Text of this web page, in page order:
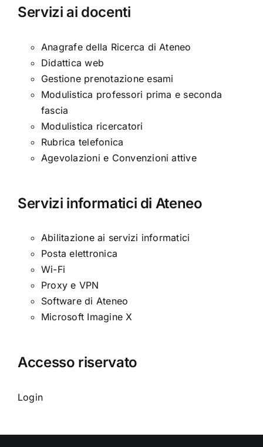
Servizi ai docenti
Anagrafe della Ricerca di Ateneo
Didattica web
Gestione prenotazione esami
Modulistica professori prima e seconda
fascia
Modulistica ricercatori
Rubrica telefonica
Agevolazioni e Convenzioni attive
Servizi informatici di Ateneo
Abilitazione ai servizi informatici
Posta elettronica
Wi-Fi
Proxy e VPN
Software di Ateneo
Microsoft Imagine X
Accesso riservato
Login